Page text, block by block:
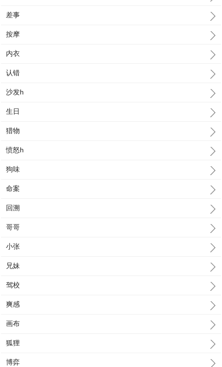
差事
按摩
内衣
认错
沙发h
生日
猎物
愤怒h
狗味
命案
回溯
哥哥
小张
兄妹
驾校
爽感
画布
狐狸
博弈